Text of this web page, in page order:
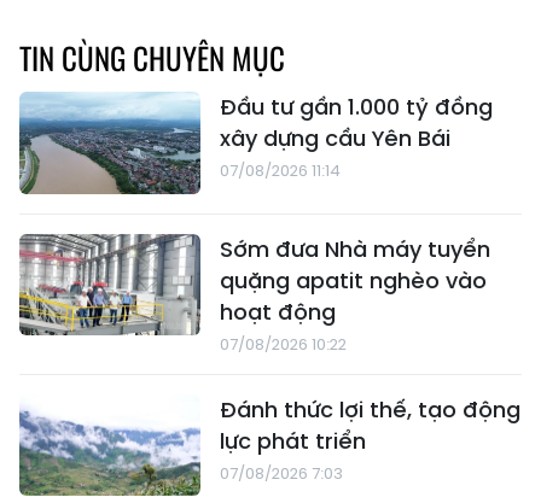
TIN CÙNG CHUYÊN MỤC
Đầu tư gần 1.000 tỷ đồng
xây dựng cầu Yên Bái
07/08/2026 11:14
Sớm đưa Nhà máy tuyển
quặng apatit nghèo vào
hoạt động
07/08/2026 10:22
Đánh thức lợi thế, tạo động
lực phát triển
07/08/2026 7:03